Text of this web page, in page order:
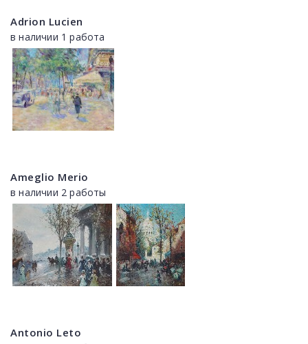
Adrion Lucien
в наличии 1 работа
Ameglio Merio
в наличии 2 работы
Antonio Leto